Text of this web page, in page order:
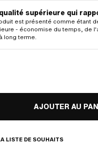
supérieure qui
est présenté comme étant
- économise du temps, de
long terme.
AJOUTER AU
LISTE DE SOUHAITS